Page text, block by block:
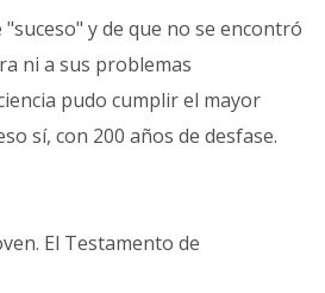
y de que no se encontró
ni a sus problemas
pudo cumplir el mayor
sí, con 200 años de desfase.
El Testamento de